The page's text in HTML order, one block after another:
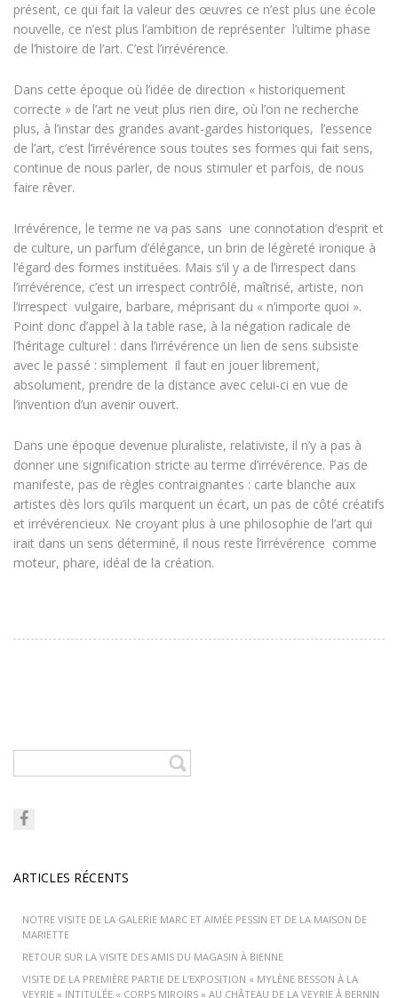
présent, ce qui fait la valeur des œuvres ce n’est plus une école
nouvelle, ce n’est plus l’ambition de représenter l’ultime phase
de l’histoire de l’art. C’est l’irrévérence.
Dans cette époque où l’idée de direction « historiquement
correcte » de l’art ne veut plus rien dire, où l’on ne recherche
plus, à l’instar des grandes avant-gardes historiques, l’essence
de l’art, c’est l’irrévérence sous toutes ses formes qui fait sens,
continue de nous parler, de nous stimuler et parfois, de nous
faire rêver.
Irrévérence, le terme ne va pas sans une connotation d’esprit et
de culture, un parfum d’élégance, un brin de légèreté ironique à
l’égard des formes instituées. Mais s’il y a de l’irrespect dans
l’irrévérence, c’est un irrespect contrôlé, maîtrisé, artiste, non
l’irrespect vulgaire, barbare, méprisant du « n’importe quoi ».
Point donc d’appel à la table rase, à la négation radicale de
l’héritage culturel : dans l’irrévérence un lien de sens subsiste
avec le passé : simplement il faut en jouer librement,
absolument, prendre de la distance avec celui-ci en vue de
l’invention d’un avenir ouvert.
Dans une époque devenue pluraliste, relativiste, il n’y a pas à
donner une signification stricte au terme d’irrévérence. Pas de
manifeste, pas de règles contraignantes : carte blanche aux
artistes dès lors qu’ils marquent un écart, un pas de côté créatifs
et irrévérencieux. Ne croyant plus à une philosophie de l’art qui
irait dans un sens déterminé, il nous reste l’irrévérence comme
moteur, phare, idéal de la création.
ARTICLES RÉCENTS
NOTRE VISITE DE LA GALERIE MARC ET AIMÉE PESSIN ET DE LA MAISON DE
MARIETTE
RETOUR SUR LA VISITE DES AMIS DU MAGASIN À BIENNE
VISITE DE LA PREMIÈRE PARTIE DE L’EXPOSITION « MYLÈNE BESSON À LA
VEYRIE » INTITULÉE « CORPS MIROIRS » AU CHÂTEAU DE LA VEYRIE À BERNIN